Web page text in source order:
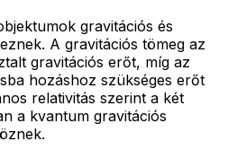
gravitációs és
A gravitációs tömeg az
gravitációs erőt, míg az
hozáshoz szükséges erőt
relativitás szerint a két
a kvantum gravitációs